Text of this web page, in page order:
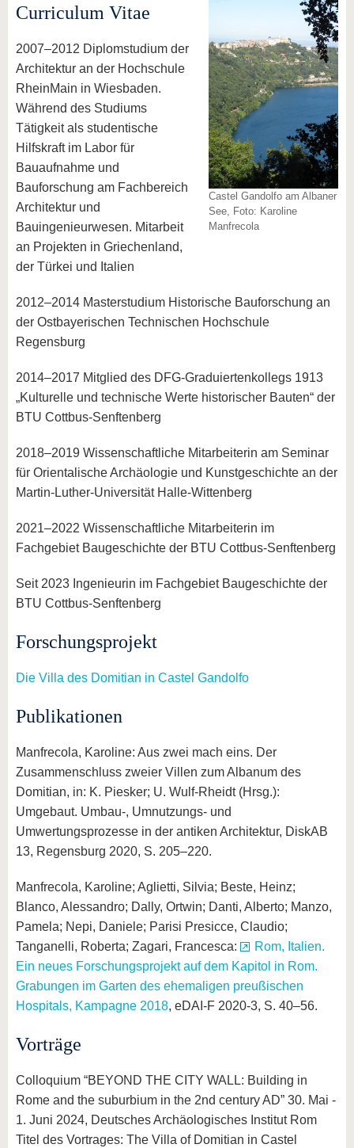
Castel Gandolfo am Albaner
See, Foto: Karoline
Manfrecola
Curriculum Vitae
2007–2012 Diplomstudium der
Architektur an der Hochschule
RheinMain in Wiesbaden.
Während des Studiums
Tätigkeit als studentische
Hilfskraft im Labor für
Bauaufnahme und
Bauforschung am Fachbereich
Architektur und
Bauingenieurwesen. Mitarbeit
an Projekten in Griechenland,
der Türkei und Italien
2012–2014 Masterstudium Historische Bauforschung an
der Ostbayerischen Technischen Hochschule
Regensburg
2014–2017 Mitglied des DFG-Graduiertenkollegs 1913
„Kulturelle und technische Werte historischer Bauten“ der
BTU Cottbus-Senftenberg
2018–2019 Wissenschaftliche Mitarbeiterin am Seminar
für Orientalische Archäologie und Kunstgeschichte an der
Martin-Luther-Universität Halle-Wittenberg
2021–2022 Wissenschaftliche Mitarbeiterin im
Fachgebiet Baugeschichte der BTU Cottbus-Senftenberg
Seit 2023 Ingenieurin im Fachgebiet Baugeschichte der
BTU Cottbus-Senftenberg
Forschungsprojekt
Die Villa des Domitian in Castel Gandolfo
Publikationen
Manfrecola, Karoline: Aus zwei mach eins. Der
Zusammenschluss zweier Villen zum Albanum des
Domitian, in: K. Piesker; U. Wulf-Rheidt (Hrsg.):
Umgebaut. Umbau-, Umnutzungs- und
Umwertungsprozesse in der antiken Architektur, DiskAB
13, Regensburg 2020, S. 205–220.
Manfrecola, Karoline; Aglietti, Silvia; Beste, Heinz;
Blanco, Alessandro; Dally, Ortwin; Danti, Alberto; Manzo,
Pamela; Nepi, Daniele; Parisi Presicce, Claudio;
Tanganelli, Roberta; Zagari, Francesca:
Rom, Italien.
Ein neues Forschungsprojekt auf dem Kapitol in Rom.
Grabungen im Garten des ehemaligen preußischen
Hospitals, Kampagne 2018, eDAI-F 2020-3, S. 40–56.
Vorträge
Colloquium “BEYOND THE CITY WALL: Building in
Rome and the suburbium in the 2nd century AD” 30. Mai -
1. Juni 2024, Deutsches Archäologisches Institut Rom
Titel des Vortrages: The Villa of Domitian in Castel